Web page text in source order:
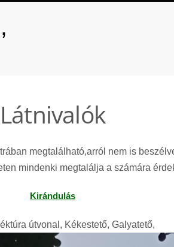
Látnivalók
megtalálható,arról nem is
mindenki megtalálja a számára
Kirándulás
útvonal, Kékestető, Galyatető,